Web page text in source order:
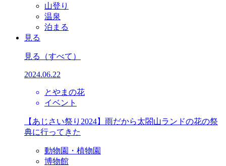
山登り
温泉
泊まる
見る
見る （すべて）
2024.06.22
とやまの花
イベント
【あじさい祭り2024】雨だから太閤山ランドの花の祭
典に行ってきた
動物園・植物園
博物館